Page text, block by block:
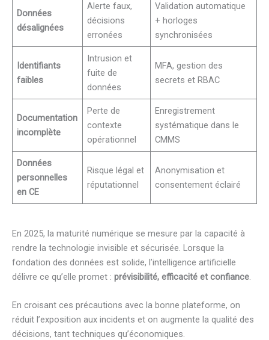
Données
désalignées
Alerte faux,
décisions
erronées
Validation automatique
+ horloges
synchronisées
Identifiants
faibles
Intrusion et
fuite de
données
MFA, gestion des
secrets et RBAC
Documentation
incomplète
Perte de
contexte
opérationnel
Enregistrement
systématique dans le
CMMS
Données
personnelles
en CE
Risque légal et
réputationnel
Anonymisation et
consentement éclairé
En 2025, la maturité numérique se mesure par la capacité à
rendre la technologie invisible et sécurisée. Lorsque la
fondation des données est solide, l’intelligence artificielle
délivre ce qu’elle promet : prévisibilité, efficacité et confiance
En croisant ces précautions avec la bonne plateforme, on
réduit l’exposition aux incidents et on augmente la qualité des
décisions, tant techniques qu’économiques.